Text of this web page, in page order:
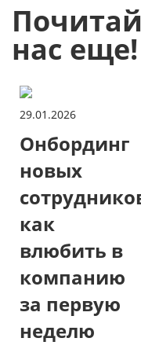
нас еще!
29.01.2026
Онбординг
новых
как
влюбить в
компанию
за первую
неделю